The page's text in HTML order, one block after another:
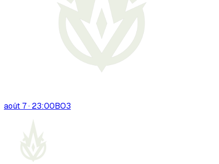
août 7 · 23:00BO3